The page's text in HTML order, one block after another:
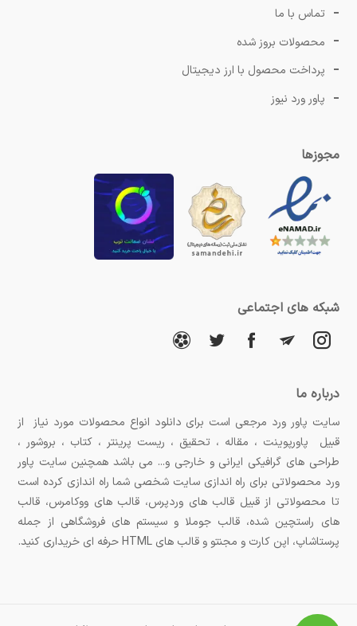
تماس با ما
محصولات بروز شده
پرداخت محصول با ارز دیجیتال
پاور ورد نیوز
مجوزها
شبکه های اجتماعی
درباره ما
سایت پاور ورد مرجعی است برای دانلود انواع محصولات مورد نیاز از
قبیل پاورپوینت ، مقاله ، تحقیق ، ریست پرینتر ، کتاب ، بروشور ،
طراحی های گرافیکی ایرانی و خارجی و... می باشد همچنین سایت پاور
ورد محصولاتی برای راه اندازی سایت شخصی شما راه اندازی کرده است
تا محصولاتی از قبیل قالب های وردپرس، قالب های ووکامرس، قالب
های راستچین شده، قالب جوملا و سیستم های فروشگاهی از جمله
پرستاشاپ، اپن کارت و مجنتو و قالب های HTML حرفه ای خریداری کنید.